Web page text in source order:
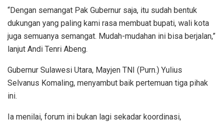
“Dengan semangat Pak Gubernur saja, itu sudah bentuk
dukungan yang paling kami rasa membuat bupati, wali kota
juga semuanya semangat. Mudah-mudahan ini bisa berjalan,”
lanjut Andi Tenri Abeng.
Gubernur Sulawesi Utara, Mayjen TNI (Purn.) Yulius
Selvanus Komaling, menyambut baik pertemuan tiga pihak
ini.
Ia menilai, forum ini bukan lagi sekadar koordinasi,